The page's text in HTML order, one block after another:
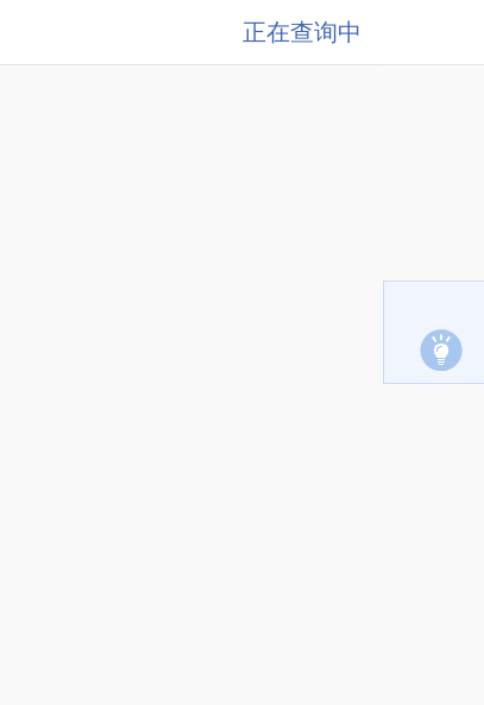
正在查询中